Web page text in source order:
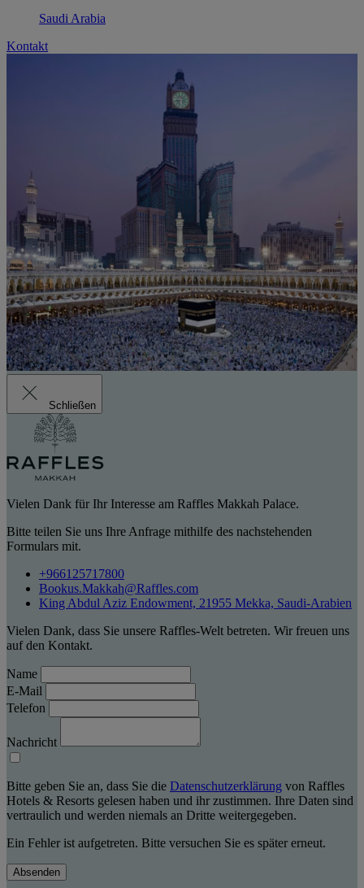
Saudi Arabia
Kontakt
Schließen
Vielen Dank für Ihr Interesse am Raffles Makkah Palace.
Bitte teilen Sie uns Ihre Anfrage mithilfe des nachstehenden
Formulars mit.
+966125717800
Bookus.Makkah@Raffles.com
King Abdul Aziz Endowment, 21955 Mekka, Saudi-Arabien
Vielen Dank, dass Sie unsere Raffles-Welt betreten. Wir freuen uns
auf den Kontakt.
Name
E-Mail
Telefon
Nachricht
Bitte geben Sie an, dass Sie die Datenschutzerklärung von Raffles
Hotels & Resorts gelesen haben und ihr zustimmen. Ihre Daten sind
vertraulich und werden niemals an Dritte weitergegeben.
Ein Fehler ist aufgetreten. Bitte versuchen Sie es später erneut.
Absenden